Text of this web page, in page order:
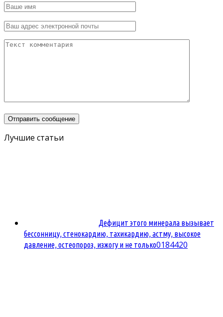
Лучшие статьи
Дефицит этого минерала вызывает
бессонницу, стенокардию, тахикардию, астму, высокое
давление, остеопороз, изжогу и не только0184420